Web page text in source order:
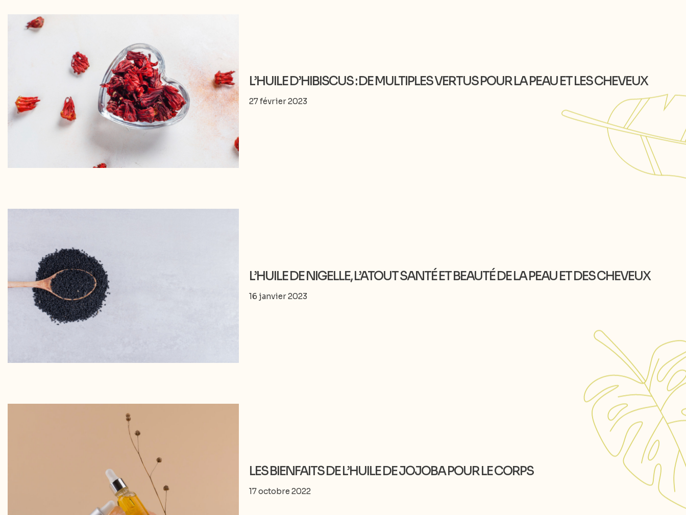
L’HUILE D’HIBISCUS : DE MULTIPLES VERTUS POUR LA PEAU ET LES CHEVEUX
27 février 2023
L’HUILE DE NIGELLE, L’ATOUT SANTÉ ET BEAUTÉ DE LA PEAU ET DES CHEVEUX
16 janvier 2023
LES BIENFAITS DE L’HUILE DE JOJOBA POUR LE CORPS
17 octobre 2022